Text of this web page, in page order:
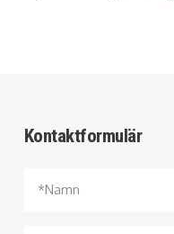
Kontaktformulär